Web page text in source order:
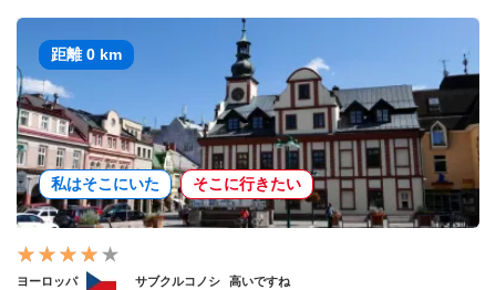
距離 0 km
私はそこにいた そこに行きたい
ヨーロッパ サブクルコノシ 高いですね